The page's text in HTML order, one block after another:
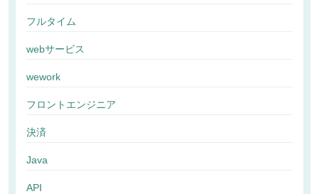
フルタイム
webサービス
wework
フロントエンジニア
決済
Java
API